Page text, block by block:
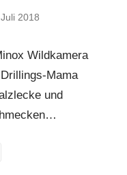
2018
Wildkamera
Mama
und